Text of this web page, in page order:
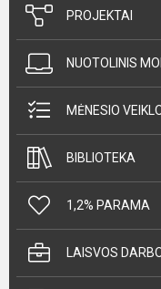
PROJEKTAI
NUOTOLINIS
MĖNESIO
BIBLIOTEKA
1,2% PARAMA
LAISVOS